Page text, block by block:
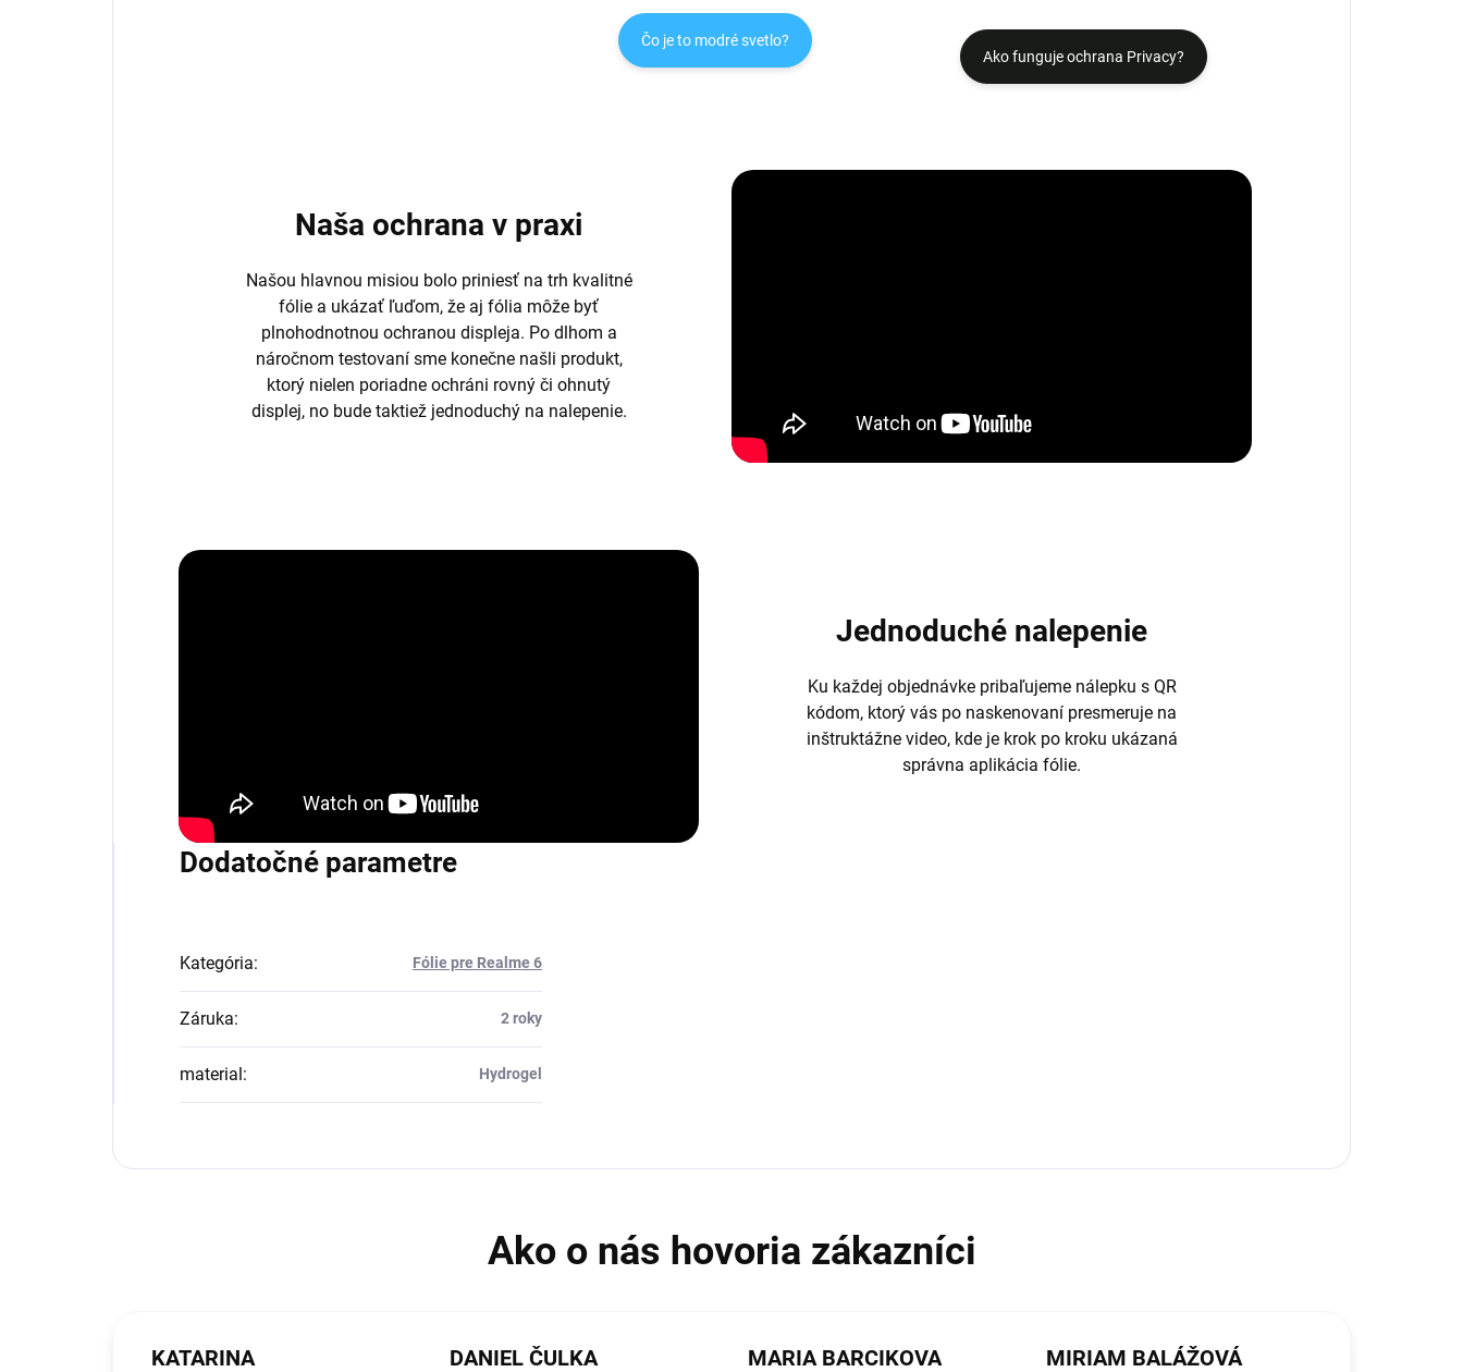
Čo je to modré svetlo?
Ako funguje ochrana Privacy?
Naša ochrana v praxi
Našou hlavnou misiou bolo priniesť na trh kvalitné
fólie a ukázať ľuďom, že aj fólia môže byť
plnohodnotnou ochranou displeja. Po dlhom a
náročnom testovaní sme konečne našli produkt,
ktorý nielen poriadne ochráni rovný či ohnutý
displej, no bude taktiež jednoduchý na nalepenie.
Jednoduché nalepenie
Ku každej objednávke pribaľujeme nálepku s QR
kódom, ktorý vás po naskenovaní presmeruje na
inštruktážne video, kde je krok po kroku ukázaná
správna aplikácia fólie.
Dodatočné parametre
Kategória: Fólie pre Realme 6
Záruka: 2 roky
material : Hydrogel
KATARINA DANIEL ČULKA MARIA BARCIKOVA MIRIAM BALÁŽOVÁ